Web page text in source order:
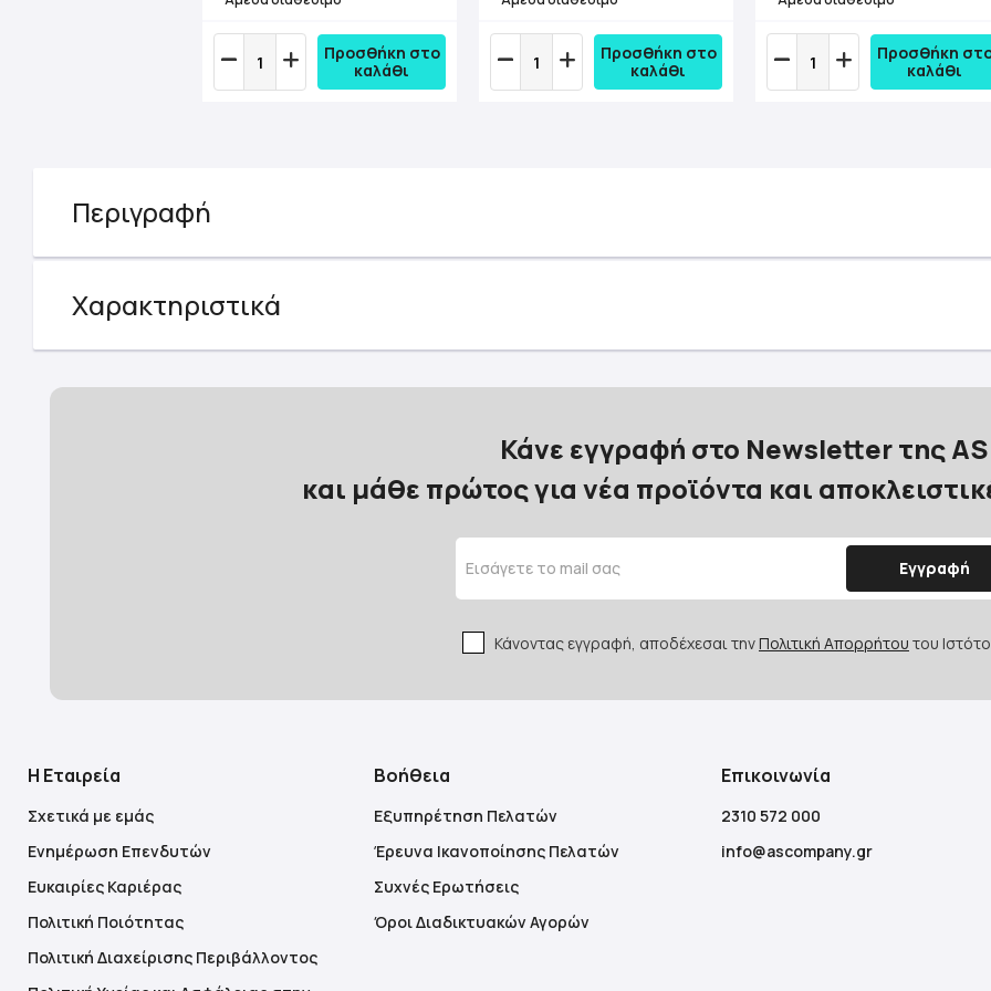
Προσθήκη στο
καλάθι
Προσθήκη στο
καλάθι
Προσθήκη
καλάθι
Περιγραφή
Χαρακτηριστικά
Κάνε εγγραφή στο Newsletter της AS
και μάθε πρώτος για νέα προϊόντα και
Εγγραφή
Κάνοντας εγγραφή, αποδέχεσαι τηνΠολιτική Απορρήτου του
Η Εταιρεία
Σχετικά με εμάς
Ενημέρωση Επενδυτών
Ευκαιρίες Καριέρας
Πολιτική Ποιότητας
Πολιτική Διαχείρισης Περιβάλλοντος
Βοήθεια
Εξυπηρέτηση Πελατών
Έρευνα Ικανοποίησης Πελατών
Συχνές Ερωτήσεις
Όροι Διαδικτυακών Αγορών
Επικοινωνία
2310 572 000
info@ascompany.gr